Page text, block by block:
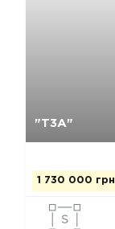
"Т3А"
1 730 000 грн